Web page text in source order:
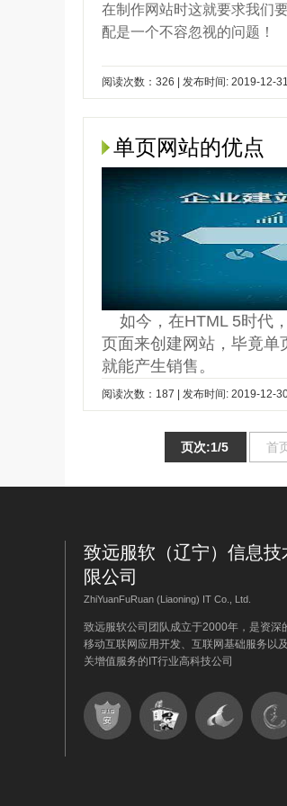
在制作网站时这就要求我们
配是一个不容忽视的问题！
阅读次数：326 | 发布时间: 2019-12-31
单页网站的优点
如今，在HTML 5时代
页面来创建网站，毕竟单
就能产生销售。
阅读次数：187 | 发布时间: 2019-12-
页次:1/5 首
致远服软（辽宁）信息技
限公司
ZhiYuanFuRuan (Liaoning) IT Co., Ltd.
致远服软公司团队成立于2000年，是资深
移动互联网应用开发、互联网基础服务以
关增值服务的IT行业高科技公司